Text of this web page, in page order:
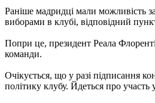
Раніше мадридці мали можливість
виборами в клубі, відповідний
Попри це, президент Реала
команди.
Очікується, що у разі підписання
політику клубу. Йдеться про